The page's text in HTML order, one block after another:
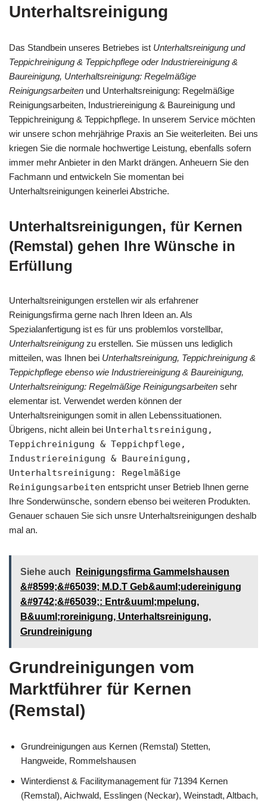
Unterhaltsreinigung
Das Standbein unseres Betriebes ist Unterhaltsreinigung und
Teppichreinigung & Teppichpflege oder Industriereinigung &
Baureinigung, Unterhaltsreinigung: Regelmäßige
Reinigungsarbeiten und Unterhaltsreinigung: Regelmäßige
Reinigungsarbeiten, Industriereinigung & Baureinigung und
Teppichreinigung & Teppichpflege. In unserem Service möchten
wir unsere schon mehrjährige Praxis an Sie weiterleiten. Bei uns
kriegen Sie die normale hochwertige Leistung, ebenfalls sofern
immer mehr Anbieter in den Markt drängen. Anheuern Sie den
Fachmann und entwickeln Sie momentan bei
Unterhaltsreinigungen keinerlei Abstriche.
Unterhaltsreinigungen, für Kernen
(Remstal) gehen Ihre Wünsche in
Erfüllung
Unterhaltsreinigungen erstellen wir als erfahrener
Reinigungsfirma gerne nach Ihren Ideen an. Als
Spezialanfertigung ist es für uns problemlos vorstellbar,
Unterhaltsreinigung zu erstellen. Sie müssen uns lediglich
mitteilen, was Ihnen bei Unterhaltsreinigung, Teppichreinigung &
Teppichpflege ebenso wie Industriereinigung & Baureinigung,
Unterhaltsreinigung: Regelmäßige Reinigungsarbeiten sehr
elementar ist. Verwendet werden können der
Unterhaltsreinigungen somit in allen Lebenssituationen.
Übrigens, nicht allein bei Unterhaltsreinigung,
Teppichreinigung & Teppichpflege,
Industriereinigung & Baureinigung,
Unterhaltsreinigung: Regelmäßige
Reinigungsarbeiten entspricht unser Betrieb Ihnen gerne
Ihre Sonderwünsche, sondern ebenso bei weiteren Produkten.
Genauer schauen Sie sich unsre Unterhaltsreinigungen deshalb
mal an.
Siehe auch
Reinigungsfirma Gammelshausen
&#8599;&#65039; M.D.T Geb&auml;udereinigung
&#9742;&#65039;: Entr&uuml;mpelung,
B&uuml;roreinigung, Unterhaltsreinigung,
Grundreinigung
Grundreinigungen vom
Marktführer für Kernen
(Remstal)
Grundreinigungen aus Kernen (Remstal) Stetten,
Hangweide, Rommelshausen
Winterdienst & Facilitymanagement für 71394 Kernen
(Remstal), Aichwald, Esslingen (Neckar), Weinstadt, Altbach,